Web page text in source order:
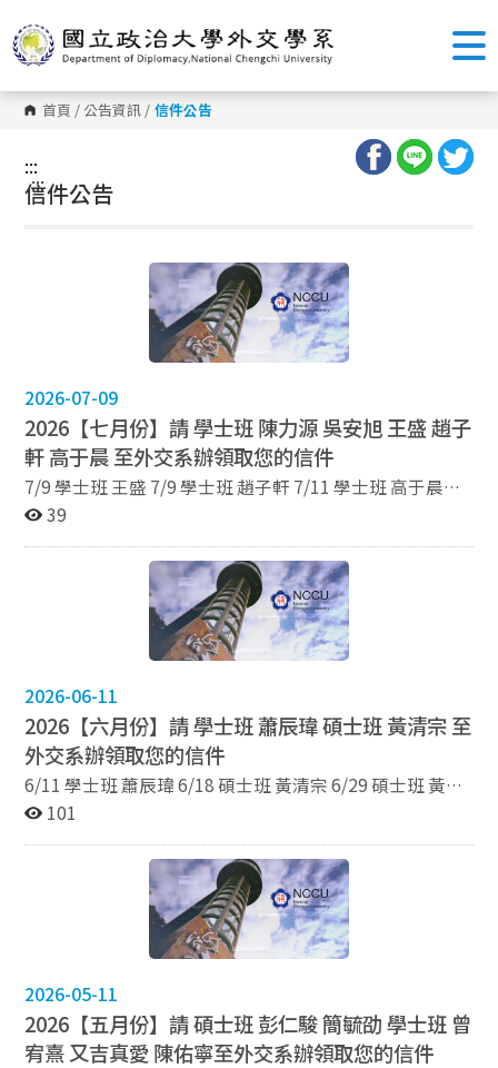
到
主
要
內
容
區 首頁 / 公告資訊 / 信件公告
:::
:::
信件公告
2026-07-09
2026【七月份】請 學士班 陳力源 吳安旭 王盛 趙子
軒 高于晨 至外交系辦領取您的信件
7/9 學士班 王盛 7/9 學士班 趙子軒 7/11 學士班 高于晨
7/22 學士班 吳安旭 7/23 學士班 韓序準 7/23 碩士班 黃清
39
2026-06-11
2026【六月份】請 學士班 蕭辰瑋 碩士班 黃清宗 至
外交系辦領取您的信件
6/11 學士班 蕭辰瑋 6/18 碩士班 黃清宗 6/29 碩士班 黃清
宗 101
2026-05-11
2026【五月份】請 碩士班 彭仁駿 簡毓劭 學士班 曾
宥熹 又吉真愛 陳佑寧至外交系辦領取您的信件